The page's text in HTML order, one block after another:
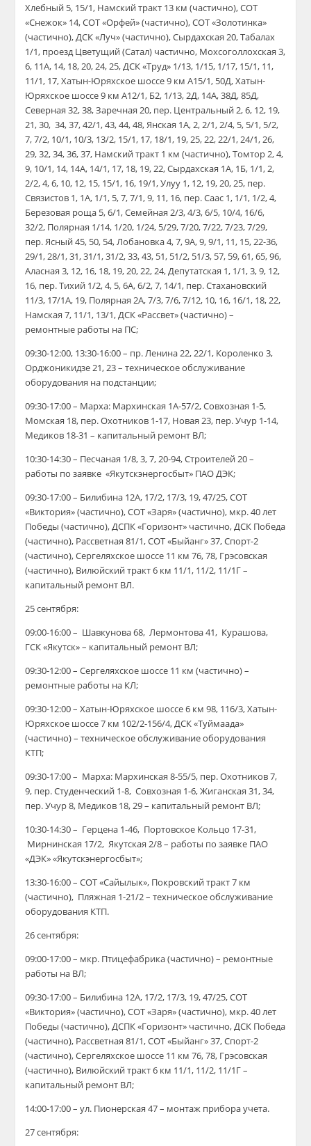
Хлебный 5, 15/1, Намский тракт 13 км (частично), СОТ
«Снежок» 14, СОТ «Орфей» (частично), СОТ «Золотинка»
(частично), ДСК «Луч» (частично), Сырдахская 20, Табалах
1/1, проезд Цветущий (Сатал) частично, Мохсоголлохская 3,
6, 11А, 14, 18, 20, 24, 25, ДСК «Труд» 1/13, 1/15, 1/17, 15/1, 11,
11/1, 17, Хатын-Юряхское шоссе 9 км А15/1, 50Д, Хатын-
Юряхское шоссе 9 км А12/1, Б2, 1/13, 2Д, 14А, 38Д, 85Д,
Северная 32, 38, Заречная 20, пер. Центральный 2, 6, 12, 19,
21, 30, 34, 37, 42/1, 43, 44, 48, Янская 1А, 2, 2/1, 2/4, 5, 5/1, 5/2,
7, 7/2, 10/1, 10/3, 13/2, 15/1, 17, 18/1, 19, 25, 22, 22/1, 24/1, 26,
29, 32, 34, 36, 37, Намский тракт 1 км (частично), Томтор 2, 4,
9, 10/1, 14, 14А, 14/1, 17, 18, 19, 22, Сырдахская 1А, 1Б, 1/1, 2,
2/2, 4, 6, 10, 12, 15, 15/1, 16, 19/1, Улуу 1, 12, 19, 20, 25, пер.
Связистов 1, 1А, 1/1, 5, 7, 7/1, 9, 11, 16, пер. Саас 1, 1/1, 1/2, 4,
Березовая роща 5, 6/1, Семейная 2/3, 4/3, 6/5, 10/4, 16/6,
32/2, Полярная 1/14, 1/20, 1/24, 5/29, 7/20, 7/22, 7/23, 7/29,
пер. Ясный 45, 50, 54, Лобановка 4, 7, 9А, 9, 9/1, 11, 15, 22-36,
29/1, 28/1, 31, 31/1, 31/2, 33, 43, 51, 51/2, 51/3, 57, 59, 61, 65, 96,
Аласная 3, 12, 16, 18, 19, 20, 22, 24, Депутатская 1, 1/1, 3, 9, 12,
16, пер. Тихий 1/2, 4, 5, 6А, 6/2, 7, 14/1, пер. Стахановский
11/3, 17/1А, 19, Полярная 2А, 7/3, 7/6, 7/12, 10, 16, 16/1, 18, 22,
Намская 7, 11/1, 13/1, ДСК «Рассвет» (частично) –
ремонтные работы на ПС;
09:30-12:00, 13:30-16:00 – пр. Ленина 22, 22/1, Короленко 3,
Орджоникидзе 21, 23 – техническое обслуживание
оборудования на подстанции;
09:30-17:00 – Марха: Мархинская 1А-57/2, Совхозная 1-5,
Момская 18, пер. Охотников 1-17, Новая 23, пер. Учур 1-14,
Медиков 18-31 – капитальный ремонт ВЛ;
10:30-14:30 – Песчаная 1/8, 3, 7, 20-94, Строителей 20 –
работы по заявке «Якутскэнергосбыт» ПАО ДЭК;
09:30-17:00 – Билибина 12А, 17/2, 17/3, 19, 47/25, СОТ
«Виктория» (частично), СОТ «Заря» (частично), мкр. 40 лет
Победы (частично), ДСПК «Горизонт» частично, ДСК Победа
(частично), Рассветная 81/1, СОТ «Быйанг» 37, Спорт-2
(частично), Сергеляхское шоссе 11 км 76, 78, Грэсовская
(частично), Вилюйский тракт 6 км 11/1, 11/2, 11/1Г –
капитальный ремонт ВЛ.
25 сентября:
09:00-16:00 – Шавкунова 68, Лермонтова 41, Курашова,
ГСК «Якутск» – капитальный ремонт ВЛ;
09:30-12:00 – Сергеляхское шоссе 11 км (частично) –
ремонтные работы на КЛ;
09:30-12:00 – Хатын-Юряхское шоссе 6 км 98, 116/3, Хатын-
Юряхское шоссе 7 км 102/2-156/4, ДСК «Туймаада»
(частично) – техническое обслуживание оборудования
КТП;
09:30-17:00 – Марха: Мархинская 8-55/5, пер. Охотников 7,
9, пер. Студенческий 1-8, Совхозная 1-6, Жиганская 31, 34,
пер. Учур 8, Медиков 18, 29 – капитальный ремонт ВЛ;
10:30-14:30 – Герцена 1-46, Портовское Кольцо 17-31,
Мирнинская 17/2, Якутская 2/8 – работы по заявке ПАО
«ДЭК» «Якутскэнергосбыт»;
13:30-16:00 – СОТ «Сайылык», Покровский тракт 7 км
(частично), Пляжная 1-21/2 – техническое обслуживание
оборудования КТП.
26 сентября:
09:00-17:00 – мкр. Птицефабрика (частично) – ремонтные
работы на ВЛ;
09:30-17:00 – Билибина 12А, 17/2, 17/3, 19, 47/25, СОТ
«Виктория» (частично), СОТ «Заря» (частично), мкр. 40 лет
Победы (частично), ДСПК «Горизонт» частично, ДСК Победа
(частично), Рассветная 81/1, СОТ «Быйанг» 37, Спорт-2
(частично), Сергеляхское шоссе 11 км 76, 78, Грэсовская
(частично), Вилюйский тракт 6 км 11/1, 11/2, 11/1Г –
капитальный ремонт ВЛ;
14:00-17:00 – ул. Пионерская 47 – монтаж прибора учета.
27 сентября: